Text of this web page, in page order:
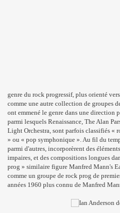
genre du rock progressif, plus orienté
comme une autre collection de groupes
ont emmené le genre dans une direction
parmi lesquels Renaissance, The Alan
Light Orchestra, sont parfois classifiés «
» ou « pop symphonique ». Au fil du
parmi d'autres, incorporèrent des
impaires, et des compositions longues
prog » similaire figure Manfred Mann's
comme un groupe de rock prog de
années 1960 plus connu de Manfred